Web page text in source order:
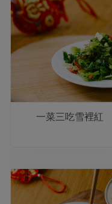
一菜三吃雪裡紅